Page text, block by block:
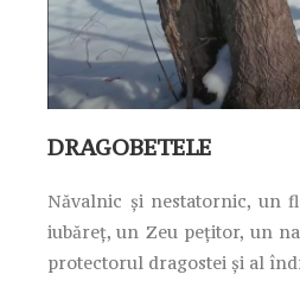
DRAGOBETELE
Năvalnic şi nestatornic, un
iubăreţ, un Zeu peţitor, un
protectorul dragostei şi al